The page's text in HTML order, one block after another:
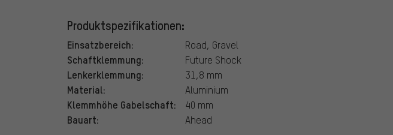
Produktspezifikationen:
Einsatzbereich: Road, Gravel
Schaftklemmung: Future Shock
Lenkerklemmung: 31,8 mm
Material: Aluminium
Klemmhöhe Gabelschaft: 40 mm
Bauart:
Ahead